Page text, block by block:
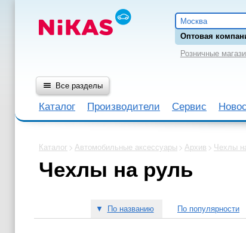
Москва
Оптовая
Розничные
Все разделы
Каталог Производители Сервис
Каталог Автомобильные аксессуары Архив Чехлы
Чехлы на руль
▼ По названию По популярности